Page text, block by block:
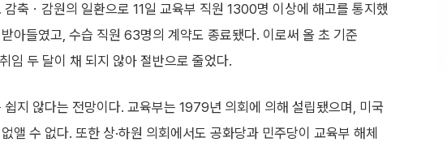
축ㆍ감원의 일환으로 11일 교육부 직원 1300명 이상에 해고를 통지했
아들였고, 수습 직원 63명의 계약도 종료됐다. 이로써 올 초 기준
임 두 달이 채 되지 않아 절반으로 줄었다.
지 않다는 전망이다. 교육부는 1979년 의회에 의해 설립됐으며, 미국
앨 수 없다. 또한 상·하원 의회에서도 공화당과 민주당이 교육부 해체